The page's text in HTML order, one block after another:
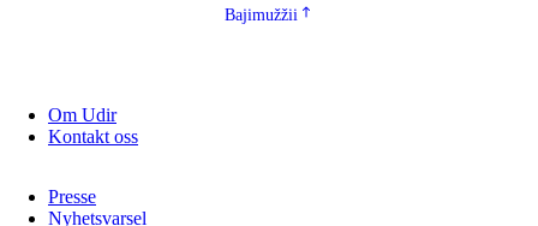
Bajimužžii
Om Udir
Kontakt oss
Presse
Nyhetsvarsel